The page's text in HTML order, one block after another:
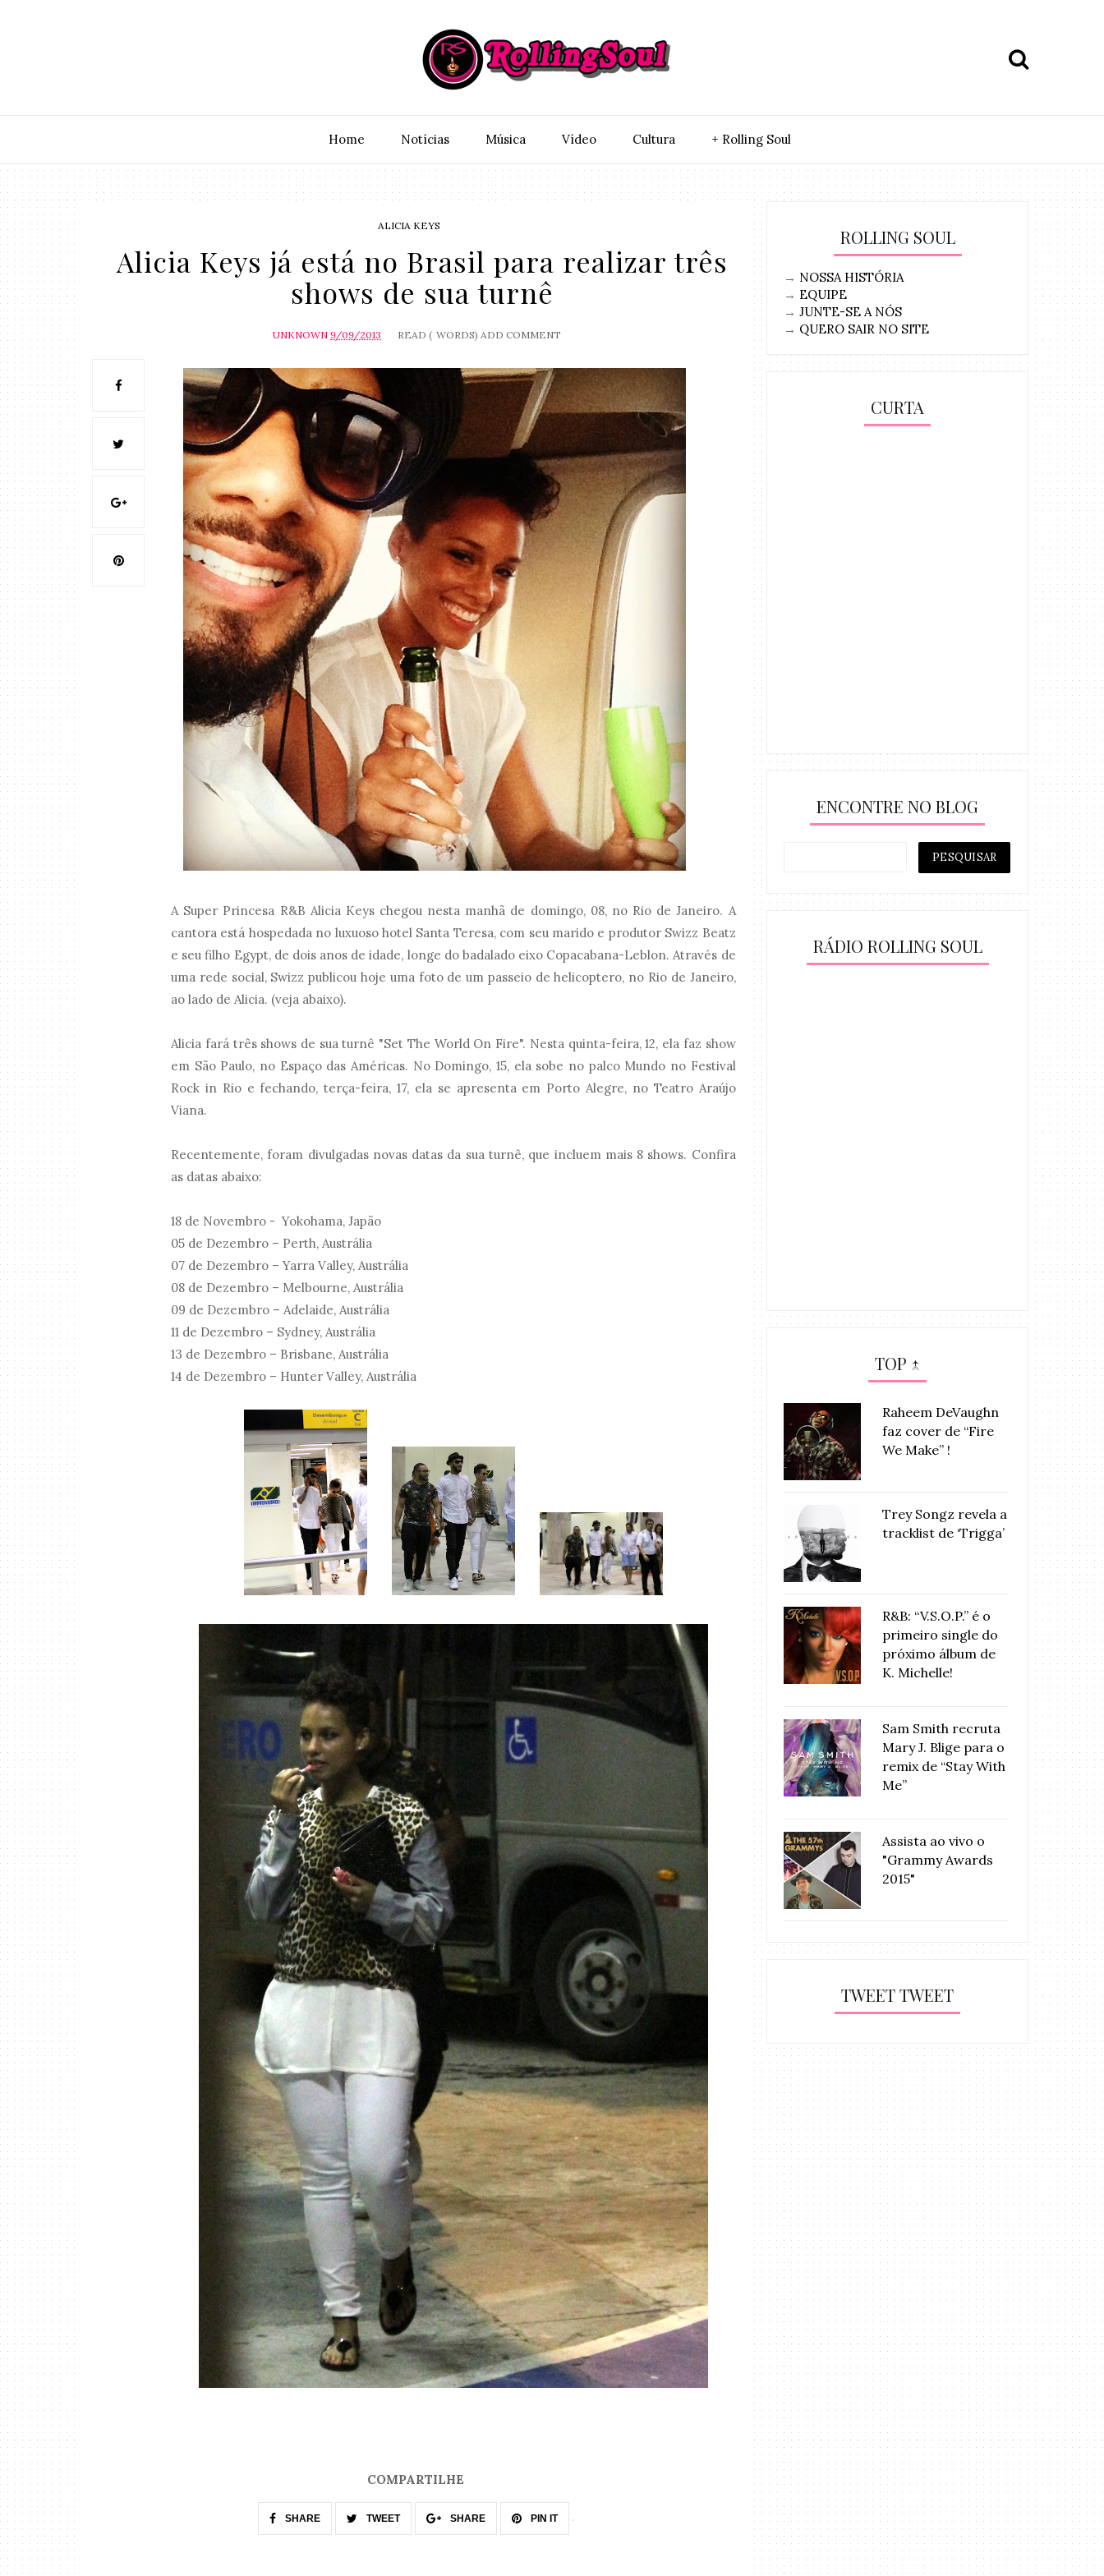
Home Notí­cias Música Vídeo Cultura + Rolling Soul
ALICIA KEYS
Alicia Keys já está no Brasil para realizar três
shows de sua turnê
UNKNOWN 9/09/2013 READ ( WORDS) ADD COMMENT
A Super Princesa R&B Alicia Keys chegou nesta manhã de domingo, 08, no Rio de Janeiro. A
cantora está hospedada no luxuoso hotel Santa Teresa, com seu marido e produtor Swizz Beatz
e seu filho Egypt, de dois anos de idade, longe do badalado eixo Copacabana-Leblon. Através de
uma rede social, Swizz publicou hoje uma foto de um passeio de helicoptero, no Rio de Janeiro,
ao lado de Alicia. (veja abaixo).
Alicia fará três shows de sua turnê "Set The World On Fire". Nesta quinta-feira, 12, ela faz show
em São Paulo, no Espaço das Américas. No Domingo, 15, ela sobe no palco Mundo no Festival
Rock in Rio e fechando, terça-feira, 17, ela se apresenta em Porto Alegre, no Teatro Araújo
Viana.
Recentemente, foram divulgadas novas datas da sua turnê, que incluem mais 8 shows. Confira
as datas abaixo:
18 de Novembro - Yokohama, Japão
05 de Dezembro – Perth, Austrália
07 de Dezembro – Yarra Valley, Austrália
08 de Dezembro – Melbourne, Austrália
09 de Dezembro – Adelaide, Austrália
11 de Dezembro – Sydney, Austrália
13 de Dezembro – Brisbane, Austrália
14 de Dezembro – Hunter Valley, Austrália
COMPARTILHE
SHARE TWEET SHARE PIN IT
ROLLING SOUL
→ NOSSA HISTÓRIA
→ EQUIPE
→ JUNTE-SE A NÓS
→ QUERO SAIR NO SITE
CURTA
ENCONTRE NO BLOG
RÁDIO ROLLING SOUL
TOP ↑
Raheem DeVaughn
faz cover de “Fire
We Make” !
Trey Songz revela a
tracklist de ‘Trigga’
R&B: “V.S.O.P.” é o
primeiro single do
próximo álbum de
K. Michelle!
Sam Smith recruta
Mary J. Blige para o
remix de “Stay With
Me”
Assista ao vivo o
"Grammy Awards
2015"
TWEET TWEET